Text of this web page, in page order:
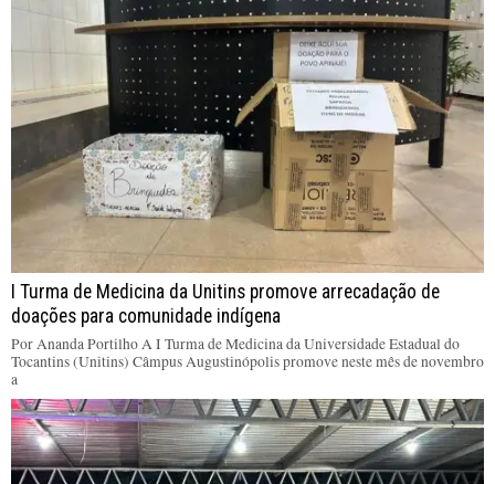
I Turma de Medicina da Unitins promove arrecadação de
doações para comunidade indígena
Por Ananda Portilho A I Turma de Medicina da Universidade Estadual do
Tocantins (Unitins) Câmpus Augustinópolis promove neste mês de novembro
a